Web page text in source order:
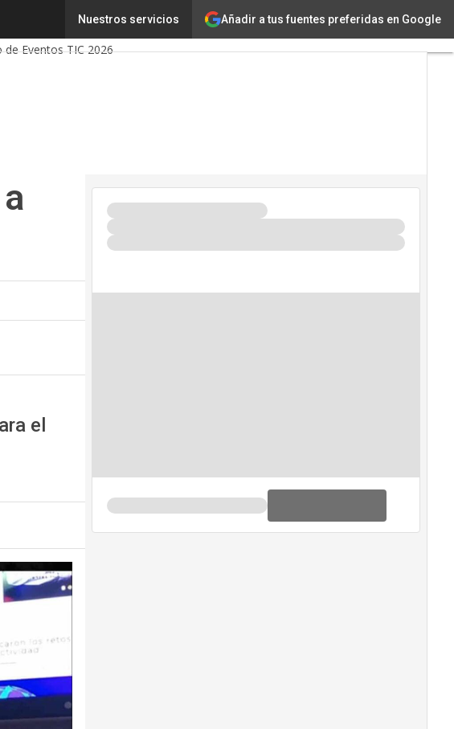
Añadir a tus fuentes preferidas en Google
Nuestros servicios
Inteligencia Artificial
de Eventos TIC 2026
el